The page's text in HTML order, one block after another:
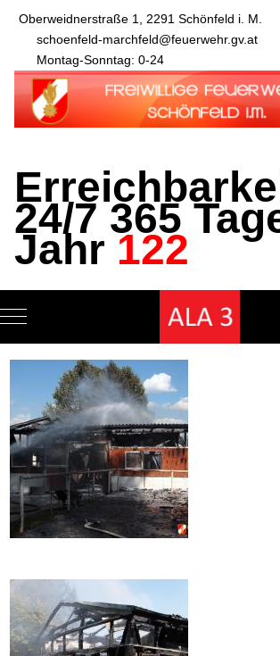
Oberweidnerstraße 1, 2291 Schönfeld i. M.
schoenfeld-marchfeld@feuerwehr.gv.at
Montag-Sonntag: 0-24
24/7 365
Jahr122
Mobile Menu Toggle